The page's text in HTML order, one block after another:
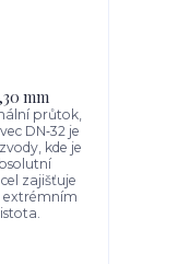
mm
průtok,
DN‑32 je
kde je
zajišťuje
extrémním